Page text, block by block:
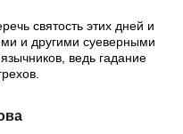
святость этих дней и
и другими суеверными
ведь гадание